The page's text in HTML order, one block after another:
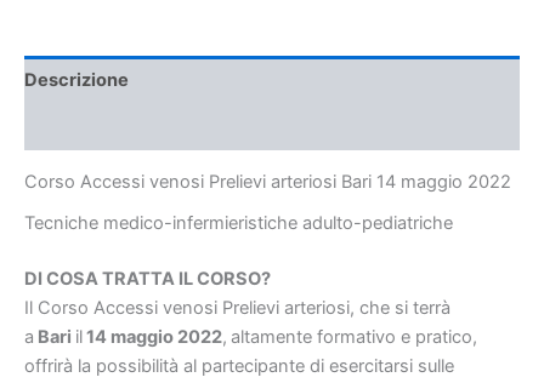
Descrizione
Corso Accessi venosi Prelievi arteriosi Bari 14 maggio 2022
Tecniche medico-infermieristiche adulto-pediatriche
DI COSA TRATTA IL CORSO?
Il Corso Accessi venosi Prelievi arteriosi, che si terrà
a Bari il14 maggio 2022, altamente formativo e pratico,
offrirà la possibilità al partecipante di esercitarsi sulle